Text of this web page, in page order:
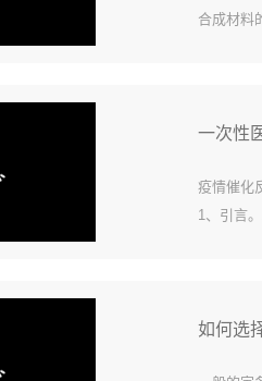
合成材料
一次性
疫情催化
1、引言
如何选